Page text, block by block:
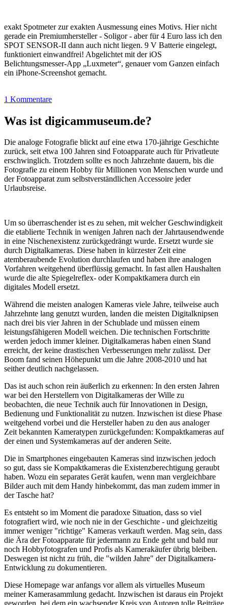
exakt Spotmeter zur exakten Ausmessung eines Motivs. Hier nicht
gerade ein Premiumhersteller - Soligor - aber für 4 Euro lass ich den
SPOT SENSOR-II dann auch nicht liegen. 9 V Batterie eingelegt,
funktioniert einwandfrei! Abgelichtet mit der iOS
Belichtungsmesser-App „Luxmeter“, genauer vom Ganzen einfach
ein iPhone-Screenshot gemacht.
1 Kommentare
Was ist digicammuseum.de?
Die analoge Fotografie blickt auf eine etwa 170-jährige Geschichte
zurück, seit etwa 100 Jahren sind Fotoapparate auch für Privatleute
erschwinglich. Trotzdem sollte es noch Jahrzehnte dauern, bis die
Fotografie zu einem Hobby für Millionen von Menschen wurde und
der Fotoapparat zum selbstverständlichen Accessoire jeder
Urlaubsreise.
Um so überraschender ist es zu sehen, mit welcher Geschwindigkeit
die etablierte Technik in wenigen Jahren nach der Jahrtausendwende
in eine Nischenexistenz zurückgedrängt wurde. Ersetzt wurde sie
durch Digitalkameras. Diese haben in kürzester Zeit eine
atemberaubende Evolution durchlaufen und haben ihre analogen
Vorfahren weitgehend überflüssig gemacht. In fast allen Haushalten
wurde die alte Spiegelreflex- oder Kompaktkamera durch ein
digitales Modell ersetzt.
Während die meisten analogen Kameras viele Jahre, teilweise auch
Jahrzehnte lang genutzt wurden, landen die meisten Digitalknipsen
nach drei bis vier Jahren in der Schublade und müssen einem
leistungsfähigeren Modell weichen. Die technischen Fortschritte
werden jedoch immer kleiner. Digitalkameras haben einen Stand
erreicht, der keine drastischen Verbesserungen mehr zulässt. Der
Boom fand seinen Höhepunkt um die Jahre 2008-2010 und hat
seither deutlich nachgelassen.
Das ist auch schon rein äußerlich zu erkennen: In den ersten Jahren
war bei den Herstellern von Digitalkameras der Wille zu
beobachten, die neue Technik auch für Innovationen in Design,
Bedienung und Funktionalität zu nutzen. Inzwischen ist diese Phase
weitgehend vorbei und die Hersteller haben zu den aus analoger
Zeit bekannten Kameratypen zurückgefunden: Kompaktkameras auf
der einen und Systemkameras auf der anderen Seite.
Die in Smartphones eingebauten Kameras sind inzwischen jedoch
so gut, dass sie Kompaktkameras die Existenzberechtigung geraubt
haben. Wozu ein separates Gerät kaufen, wenn man vergleichbare
Bilder auch mit dem Handy hinbekommt, das man zudem immer in
der Tasche hat?
Es entsteht so im Moment die paradoxe Situation, dass so viel
fotografiert wird, wie noch nie in der Geschichte - und gleichzeitig
immer weniger "richtige" Kameras verkauft werden. Mag sein, dass
die Ära der Fotoapparate für jedermann zu Ende geht und bald nur
noch Hobbyfotografen und Profis als Kamerakäufer übrig bleiben.
Deswegen ist nicht zu früh, die "wilden Jahre" der Digitalkamera-
Entwicklung zu dokumentieren.
Diese Homepage war anfangs vor allem als virtuelles Museum
meiner Kamerasammlung gedacht. Inzwischen ist daraus ein Projekt